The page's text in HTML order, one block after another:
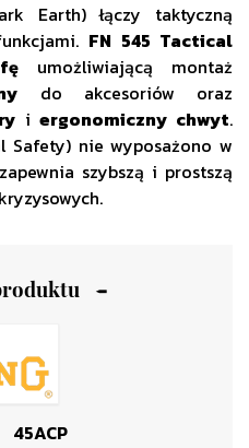
45ACP
Earth) łączy taktyczną
FN 545 Tactical
umożliwiającą montaż
do akcesoriów oraz
iergonomiczny chwyt.
Safety) nie wyposażono w
szybszą i prostszą